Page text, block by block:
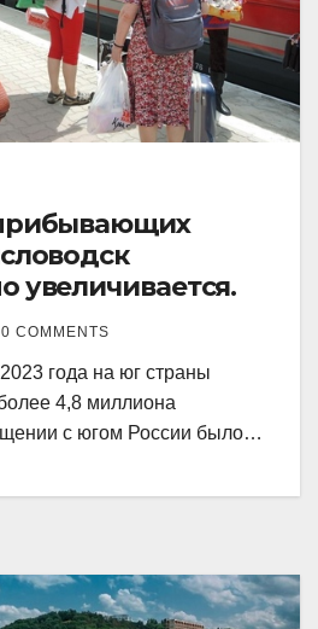
увеличивается.
0 COMMENTS
года на юг страны
4,8 миллиона
с югом России было…